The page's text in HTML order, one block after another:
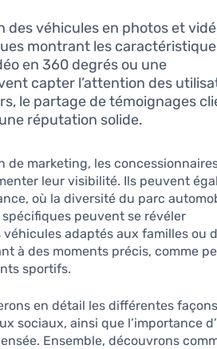
des véhicules en photos et
montrant les
en 360 degrés ou une
capter l’attention des
le partage de témoignages
réputation solide.
de marketing, les
leur visibilité. Ils peuvent
où la diversité du parc
peuvent se révéler
adaptés aux familles ou
à des moments précis, comme
sportifs.
en détail les différentes
sociaux, ainsi que l’importance
Ensemble, découvrons